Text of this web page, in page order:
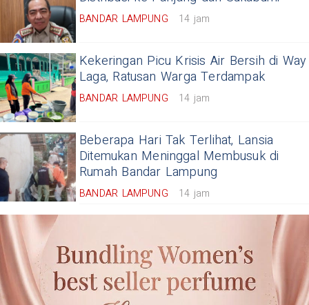
BANDAR LAMPUNG 14 jam
Kekeringan Picu Krisis Air Bersih di Way
Laga, Ratusan Warga Terdampak
BANDAR LAMPUNG 14 jam
Beberapa Hari Tak Terlihat, Lansia
Ditemukan Meninggal Membusuk di
Rumah Bandar Lampung
BANDAR LAMPUNG 14 jam